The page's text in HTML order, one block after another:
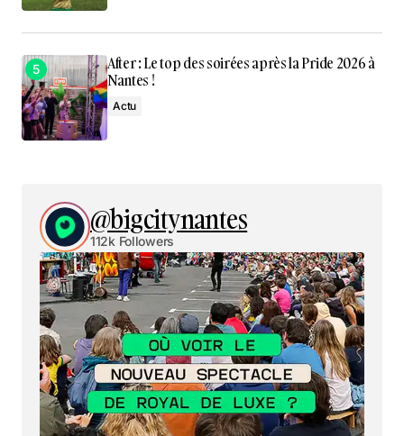
After : Le top des soirées après la Pride 2026 à
Nantes !
Actu
@bigcitynantes
112k Followers